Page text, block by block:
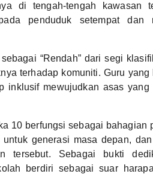
di tengah-tengah kawasan
penduduk setempat dan
“Rendah” dari segi
terhadap komuniti. Guru
inklusif mewujudkan asas
10 berfungsi sebagai bahagian
generasi masa depan,
tersebut. Sebagai bukti
berdiri sebagai suar